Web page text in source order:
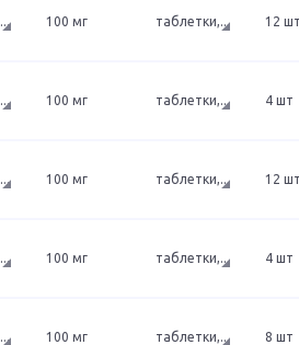
... 100 мг таблетки,... 12
... 100 мг таблетки,... 4 шт
... 100 мг таблетки,... 12
... 100 мг таблетки,... 4 шт
... 100 мг таблетки,... 8 шт